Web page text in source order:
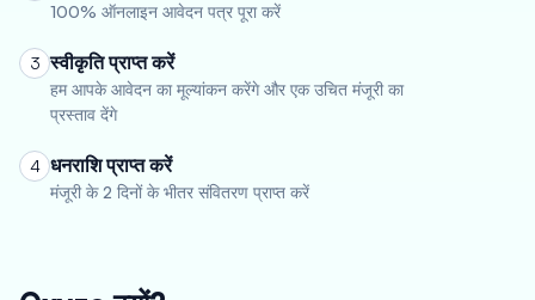
100% ऑनलाइन आवेदन पत्र पूरा करें
3 स्वीकृति प्राप्त करें
हम आपके आवेदन का मूल्यांकन करेंगे और एक उचित मंजूरी का
प्रस्ताव देंगे
4 धनराशि प्राप्त करें
मंजूरी के 2 दिनों के भीतर संवितरण प्राप्त करें